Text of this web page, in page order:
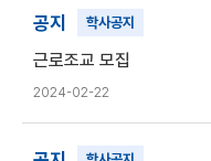
공지 학사공지
근로조교 모집
2024-02-22